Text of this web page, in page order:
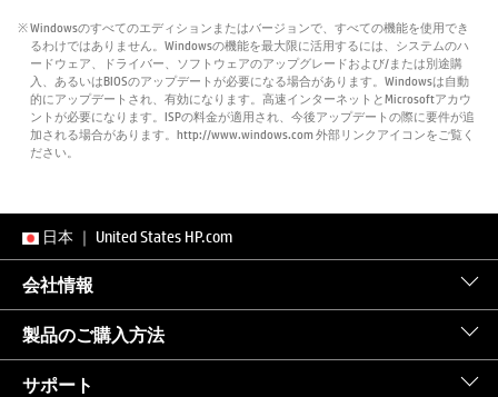
※ Windowsのすべてのエディションまたはバージョンで、すべての機能を使用でき
るわけではありません。Windowsの機能を最大限に活用するには、システムのハ
ードウェア、ドライバー、ソフトウェアのアップグレードおよび/または別途購
入、あるいはBIOSのアップデートが必要になる場合があります。Windowsは自動
的にアップデートされ、有効になります。高速インターネットとMicrosoftアカウ
ントが必要になります。ISPの料金が適用され、今後アップデートの際に要件が追
加される場合があります。http://www.windows.com 外部リンクアイコンをご覧く
ださい。
日本 ｜ United States HP.com
会社情報
製品のご購入方法
サポート